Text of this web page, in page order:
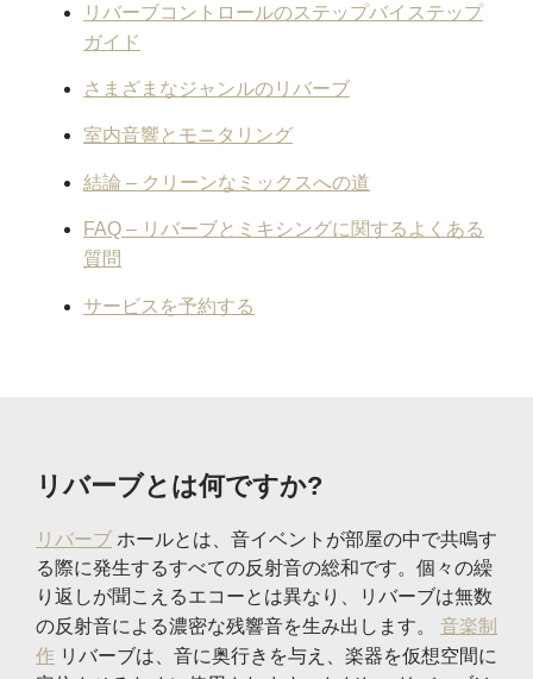
リバーブコントロールのステップバイステップ
ガイド
さまざまなジャンルのリバーブ
室内音響とモニタリング
結論 – クリーンなミックスへの道
FAQ – リバーブとミキシングに関するよくある
質問
サービスを予約する
リバーブとは何ですか?
リバーブ ホールとは、音イベントが部屋の中で共鳴す
る際に発生するすべての反射音の総和です。個々の繰
り返しが聞こえるエコーとは異なり、リバーブは無数
の反射音による濃密な残響音を生み出します。 音楽制
作 リバーブは、音に奥行きを与え、楽器を仮想空間に